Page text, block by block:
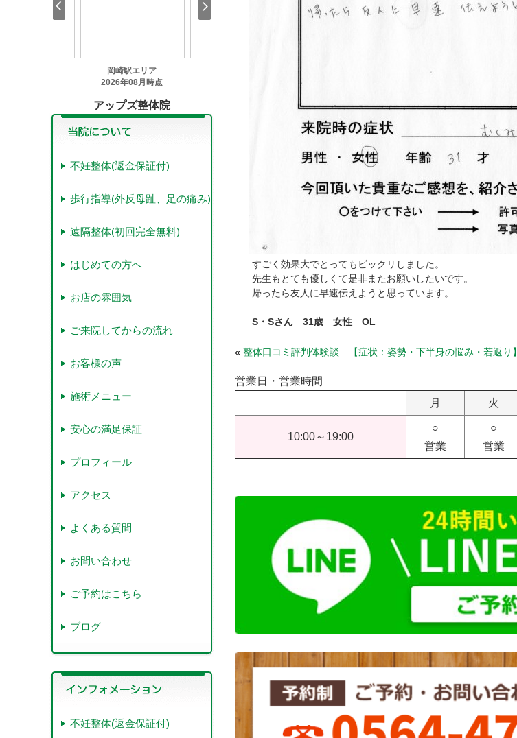
すごく効果大でとってもビックリしました。
先生もとても優しくて是非またお願いしたいです。
帰ったら友人に早速伝えようと思っています。
S・Sさん 31歳 女性 OL
« 整体口コミ評判体験談 【症状：姿勢・下半身の悩み・若返り】
営業日・営業時間
月
火
10:00～19:00
○
営業
○
営業
不妊整体(返金保証付)
歩行指導(外反母趾、足の痛み)
遠隔整体(初回完全無料)
はじめての方へ
お店の雰囲気
ご来院してからの流れ
お客様の声
施術メニュー
安心の満足保証
プロフィール
アクセス
よくある質問
お問い合わせ
ご予約はこちら
ブログ
不妊整体(返金保証付)